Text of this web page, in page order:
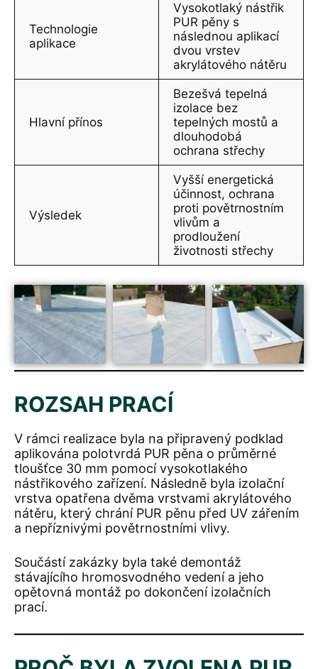
Technologie
aplikace
Vysokotlaký nástřik
PUR pěny s
následnou aplikací
dvou vrstev
akrylátového nátěru
Hlavní přínos
Bezešvá tepelná
izolace bez
tepelných mostů a
dlouhodobá
ochrana střechy
Výsledek
Vyšší energetická
účinnost, ochrana
proti povětrnostním
vlivům a
prodloužení
životnosti střechy
ROZSAH PRACÍ
V rámci realizace byla na připravený podklad
aplikována polotvrdá PUR pěna o průměrné
tloušťce 30 mm pomocí vysokotlakého
nástřikového zařízení. Následně byla izolační
vrstva opatřena dvěma vrstvami akrylátového
nátěru, který chrání PUR pěnu před UV zářením
a nepříznivými povětrnostními vlivy.
Součástí zakázky byla také demontáž
stávajícího hromosvodného vedení a jeho
opětovná montáž po dokončení izolačních
prací.